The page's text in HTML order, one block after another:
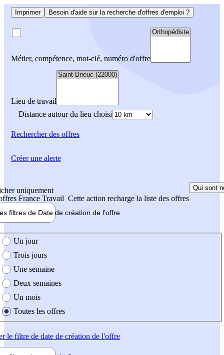
Imprimer Besoin d'aide sur la recherche d'offres d'emploi ?
Métier, compétence, mot-clé, numéro d'offre
Lieu de travail
Distance autour du lieu choisi
Rechercherdes offres
uniquement
France Travail Cette action recharge la liste des offres
Qui sont
filtres de Date de création de l'offre
création de l'offre
Un jour
Trois jours
Une semaine
Deux semaines
Un mois
Toutes les offres
le filtre de date de création de l'offre
Créer une alerte